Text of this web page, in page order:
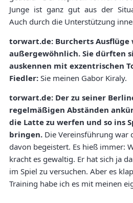
Junge ist ganz gut aus der
Auch durch die Unterstützung
torwart.de: Burcherts Ausflüge
außergewöhnlich. Sie dürften
auskennen mit exzentrischen
Fiedler: Sie meinen Gabor Kiraly.
torwart.de: Der zu seiner
regelmäßigen Abständen
die Latte zu werfen und so ins
bringen. Die Vereinsführung war
davon begeistert. Es hieß immer:
kracht es gewaltig. Er hat sich ja
im Spiel zu versuchen. Aber es
Training habe ich es mit meinen